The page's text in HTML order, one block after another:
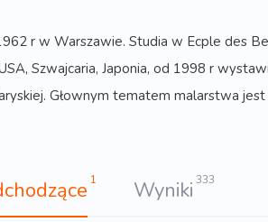
r w Warszawie. Studia w Ecple des
Szwajcaria, Japonia, od 1998 r
Głownym tematem malarstwa
1 Wyniki 333